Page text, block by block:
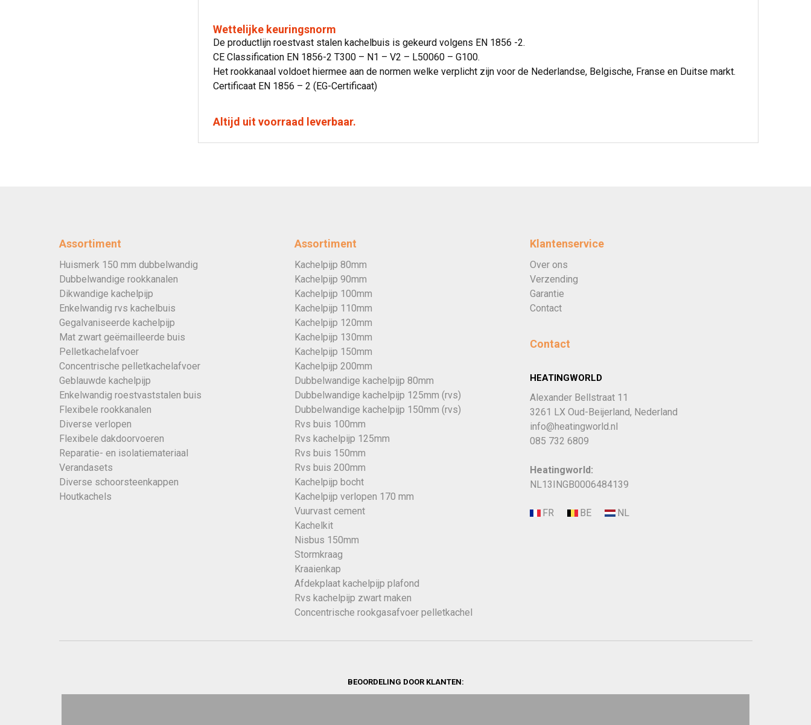
Wettelijke keuringsnorm
De productlijn roestvast stalen kachelbuis is gekeurd volgens EN 1856 -2.
CE Classification EN 1856-2 T300 – N1 – V2 – L50060 – G100.
Het rookkanaal voldoet hiermee aan de normen welke verplicht zijn voor de Nederlandse, Belgische, Franse en Duitse markt.
Certificaat EN 1856 – 2 (EG-Certificaat)
Altijd uit voorraad leverbaar.
Assortiment
Huismerk 150 mm dubbelwandig
Dubbelwandige rookkanalen
Dikwandige kachelpijp
Enkelwandig rvs kachelbuis
Gegalvaniseerde kachelpijp
Mat zwart geëmailleerde buis
Pelletkachelafvoer
Concentrische pelletkachelafvoer
Geblauwde kachelpijp
Enkelwandig roestvaststalen buis
Flexibele rookkanalen
Diverse verlopen
Flexibele dakdoorvoeren
Reparatie- en isolatiemateriaal
Verandasets
Diverse schoorsteenkappen
Houtkachels
Assortiment
Kachelpijp 80mm
Kachelpijp 90mm
Kachelpijp 100mm
Kachelpijp 110mm
Kachelpijp 120mm
Kachelpijp 130mm
Kachelpijp 150mm
Kachelpijp 200mm
Dubbelwandige kachelpijp 80mm
Dubbelwandige kachelpijp 125mm (rvs)
Dubbelwandige kachelpijp 150mm (rvs)
Rvs buis 100mm
Rvs kachelpijp 125mm
Rvs buis 150mm
Rvs buis 200mm
Kachelpijp bocht
Kachelpijp verlopen 170 mm
Vuurvast cement
Kachelkit
Nisbus 150mm
Stormkraag
Kraaienkap
Afdekplaat kachelpijp plafond
Rvs kachelpijp zwart maken
Concentrische rookgasafvoer pelletkachel
Klantenservice
Over ons
Verzending
Garantie
Contact
Contact
HEATINGWORLD
Alexander Bellstraat 11
3261 LX Oud-Beijerland, Nederland
info@heatingworld.nl
085 732 6809
Heatingworld:
NL13INGB0006484139
BEOORDELING DOOR KLANTEN: